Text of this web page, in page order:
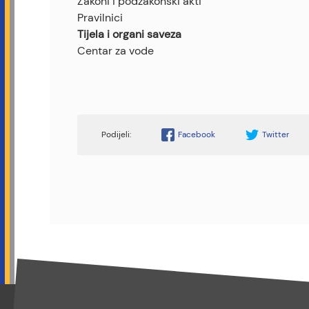
Pravilnici
Tijela i organi saveza
Centar za vode
Facebook Twitter